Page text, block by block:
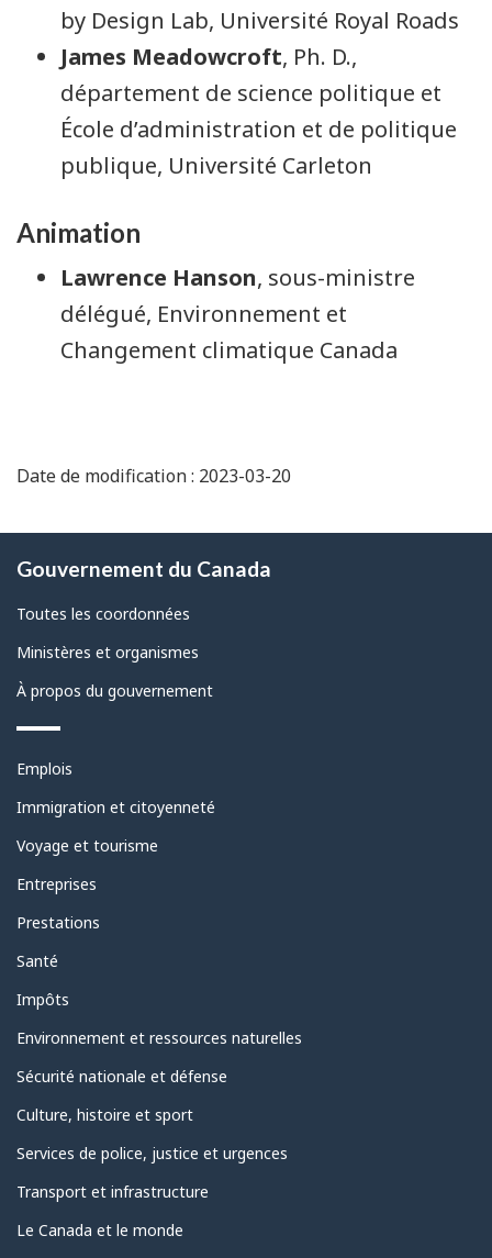
by Design Lab, Université Royal Roads
James Meadowcroft, Ph. D.,
département de science politique et
École d’administration et de politique
publique, Université Carleton
Animation
Lawrence Hanson, sous-ministre
délégué, Environnement et
Changement climatique Canada
Date de modification : 2023-03-20
propos
de
ce
Gouvernement du Canada
Toutes les coordonnées
Ministères et organismes
À propos du gouvernement
Thèmes
sujets
Emplois
Immigration et citoyenneté
Voyage et tourisme
Entreprises
Prestations
Santé
Impôts
Environnement et ressources naturelles
Sécurité nationale et défense
Culture, histoire et sport
Services de police, justice et urgences
Transport et infrastructure
Le Canada et le monde